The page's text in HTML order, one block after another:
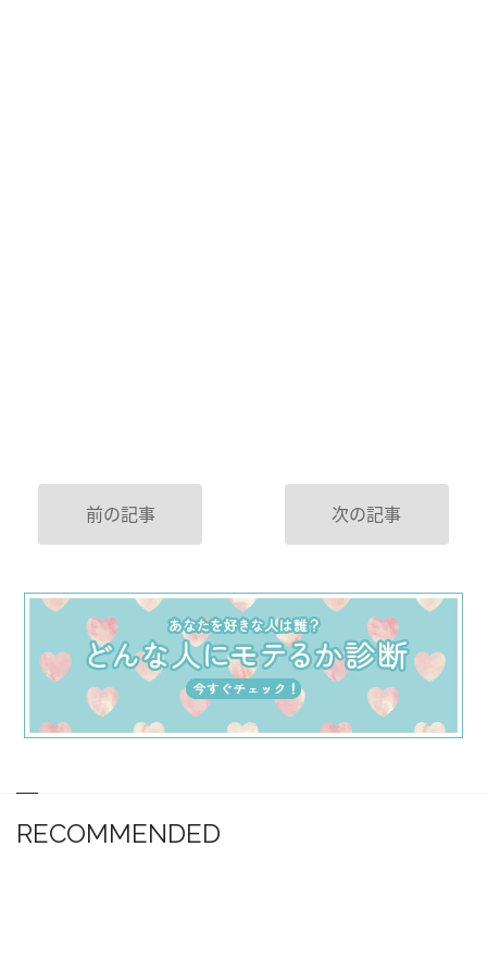
前の記事 次の記事
RECOMMENDED